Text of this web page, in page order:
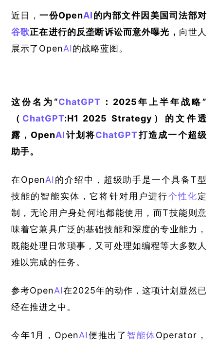
近日，一份OpenAI的内部文件因美国司法部对
谷歌正在进行的反垄断诉讼而意外曝光， 向世人
展示了OpenAI的战略蓝图。
这份名为“ChatGPT ：2025年上半年战略”
（ ChatGPT:H1 2025 Strategy）的文件透
露，OpenAI计划将ChatGPT打造成一个超级
助手。
在OpenAI的介绍中，超级助手是一个具备T型
技能的智能实体，它将针对用户进行个性化定
制，无论用户身处何地都能使用，而T技能则意
味着它兼具广泛的基础技能和深度的专业能力，
既能处理日常琐事，又可处理如编程等大多数人
难以完成的任务。
参考OpenAI在2025年的动作，这项计划显然已
经在推进之中。
今年1月，OpenAI便推出了 智能体Operator，